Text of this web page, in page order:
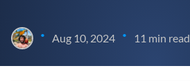
• Aug 10, 2024 • 11 min read